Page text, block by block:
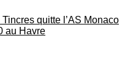
quitte l’AS Monaco
au Havre